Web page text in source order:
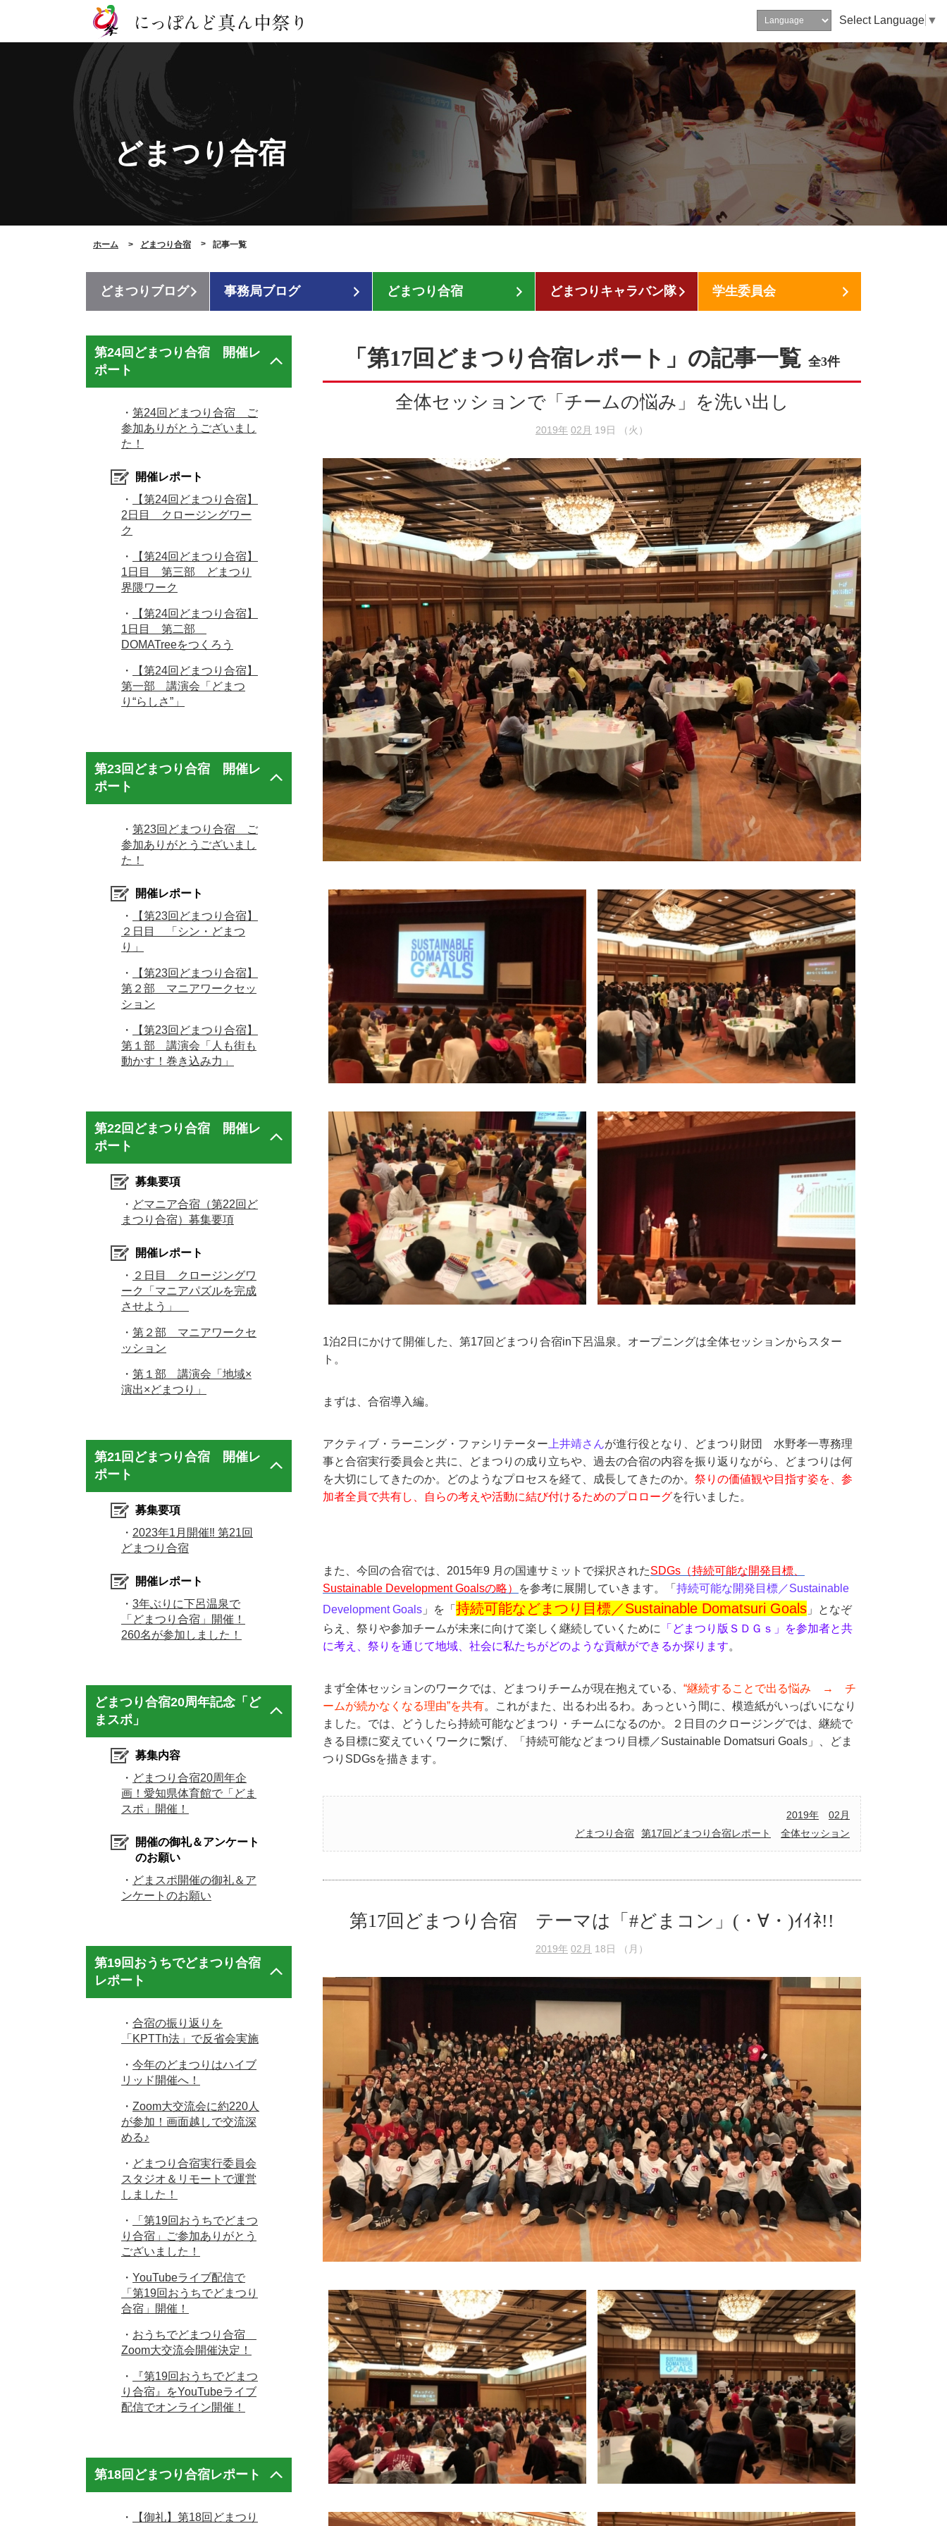
Select Language ▼
どまつり合宿
ホーム どまつり合宿 記事一覧
どまつりブログ 事務局ブログ どまつり合宿 どまつりキャラバン隊 学生委員会
「第17回どまつり合宿レポート」の記事一覧 全3件
全体セッションで「チームの悩み」を洗い出し
2019年 02月 19日 （火）
1泊2日にかけて開催した、第17回どまつり合宿in下呂温泉。オープニングは全体セッションからスター
ト。
まずは、合宿導入編。
アクティブ・ラーニング・ファシリテーター 上井靖さんが進行役となり、どまつり財団 水野孝一専務理
事と合宿実行委員会と共に、どまつりの成り立ちや、過去の合宿の内容を振り返りながら、どまつりは何
を大切にしてきたのか。どのようなプロセスを経て、成長してきたのか。 祭りの価値観や目指す姿を、参
加者全員で共有し、自らの考えや活動に結び付けるためのプロローグを行いました。
また、今回の合宿では、2015年9 月の国連サミットで採択されたSDGs（持続可能な開発目標、
Sustainable Development Goalsの略）
を参考に展開していきます。「 持続可能な開発目標／Sustainable
Development Goals 」を「 持続可能などまつり目標／Sustainable Domatsuri Goals 」となぞ
らえ、祭りや参加チームが未来に向けて楽しく継続していくために
「どまつり版ＳＤＧｓ」を参加者と共
に考え、祭りを通じて地域、社会に私たちがどのような貢献ができるか探ります。
まず全体セッションのワークでは、どまつりチームが現在抱えている、 “継続することで出る悩み → チ
ームが続かなくなる理由”を共有。これがまた、出るわ出るわ。あっという間に、模造紙がいっぱいになり
ました。では、どうしたら持続可能などまつり・チームになるのか。２日目のクロージングでは、継続で
きる目標に変えていくワークに繋げ、「持続可能などまつり目標／Sustainable Domatsuri Goals」、どま
つりSDGsを描きます。
2019年
02月
どまつり合宿
第17回どまつり合宿レポート 全体セッション
第17回どまつり合宿 テーマは「#どまコン」(・∀・)ｲｲﾈ!!
2019年 02月 18日 （月）
第24回どまつり合宿 開催レ
ポート
・ 第24回どまつり合宿 ご
参加ありがとうございまし
た！
開催レポート
・
【第24回どまつり合宿】
2日目 クロージングワー
ク
・
【第24回どまつり合宿】
1日目 第三部 どまつり
界隈ワーク
・
【第24回どまつり合宿】
1日目 第二部
DOMATreeをつくろう
・
【第24回どまつり合宿】
第一部 講演会「どまつ
り“らしさ”」
第23回どまつり合宿 開催レ
ポート
・ 第23回どまつり合宿 ご
参加ありがとうございまし
た！
開催レポート
・
【第23回どまつり合宿】
２日目 「シン・どまつ
り」
・
【第23回どまつり合宿】
第２部 マニアワークセッ
ション
・
【第23回どまつり合宿】
第１部 講演会「人も街も
動かす！巻き込み力」
第22回どまつり合宿 開催レ
ポート
募集要項
・ どマニア合宿（第22回ど
まつり合宿）募集要項
開催レポート
・ ２日目 クロージングワ
ーク「マニアパズルを完成
させよう」
・ 第２部 マニアワークセ
ッション
・ 第１部 講演会「地域×
演出×どまつり」
第21回どまつり合宿 開催レ
ポート
募集要項
・ 2023年1月開催‼ 第21回
どまつり合宿
開催レポート
・ 3年ぶりに下呂温泉で
「どまつり合宿」開催！
260名が参加しました！
どまつり合宿20周年記念「ど
まスポ」
募集内容
・ どまつり合宿20周年企
画！愛知県体育館で「どま
スポ」開催！
開催の御礼＆アンケート
のお願い
・ どまスポ開催の御礼＆ア
ンケートのお願い
第19回おうちでどまつり合宿
レポート
・ 合宿の振り返りを
「KPTTh法」で反省会実施
・ 今年のどまつりはハイブ
リッド開催へ！
・ Zoom大交流会に約220人
が参加！画面越しで交流深
める♪
・ どまつり合宿実行委員会
スタジオ＆リモートで運営
しました！
・
「第19回おうちでどまつ
り合宿」ご参加ありがとう
ございました！
・ YouTubeライブ配信で
「第19回おうちでどまつり
合宿」開催！
・ おうちでどまつり合宿
Zoom大交流会開催決定！
・
『第19回おうちでどまつ
り合宿』をYouTubeライブ
配信でオンライン開催！
第18回どまつり合宿レポート
・ 【御礼】第18回どまつり